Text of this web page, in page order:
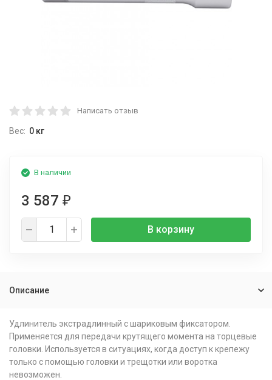
Написать отзыв
Вес: 0 кг
В наличии
3 587 ₽
В корзину
Описание
Удлинитель экстрадлинный с шариковым фиксатором.
Применяется для передачи крутящего момента на торцевые
головки. Используется в ситуациях, когда доступ к крепежу
только с помощью головки и трещотки или воротка
невозможен.